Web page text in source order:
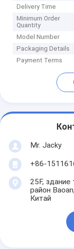
Delivery Time
Minimum Order
Quantity
Model Number
Packaging Details
Payment Terms
Mr. Jacky
+86-
25F, здание
район
Китай